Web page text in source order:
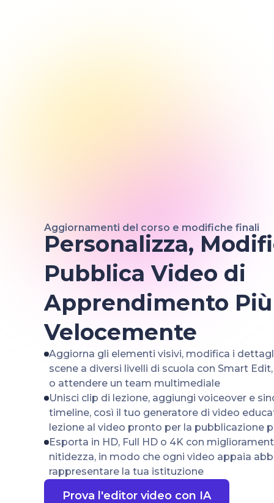
Aggiornamenti del corso e modifiche finali
Personalizza,
Pubblica Video di
Apprendimento Più
Velocemente
Aggiorna gli elementi visivi, modifica i
scene a diversi livelli di scuola con Smart
o attendere un team multimediale
Unisci clip di lezione, aggiungi voiceover e
timeline, così il tuo generatore di video
lezione al video pronto per la pubblicazione
Esporta in HD, Full HD o 4K con
nitidezza, in modo che ogni video appaia
rappresentare la tua istituzione
Prova l'editor video con IA